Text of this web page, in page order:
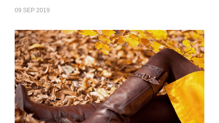
09 SEP 2019